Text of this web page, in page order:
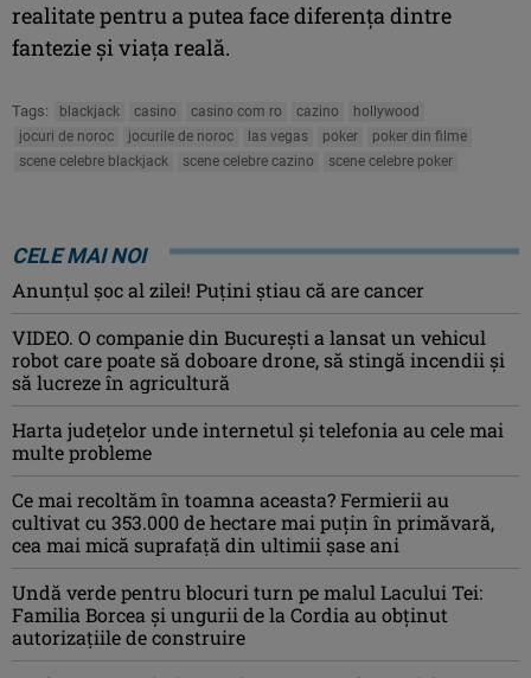
realitate pentru a putea face diferența dintre
fantezie și viața reală.
Tags: blackjack casino casino com ro cazino
hollywood
jocuri de noroc
jocurile de noroc las vegas poker
poker din filme
scene celebre blackjack
scene celebre cazino scene celebre poker
CELE MAI NOI
Anunţul şoc al zilei! Puţini ştiau că are cancer
VIDEO. O companie din București a lansat un vehicul
robot care poate să doboare drone, să stingă incendii și
să lucreze în agricultură
Harta județelor unde internetul și telefonia au cele mai
multe probleme
Ce mai recoltăm în toamna aceasta? Fermierii au
cultivat cu 353.000 de hectare mai puțin în primăvară,
cea mai mică suprafață din ultimii șase ani
Undă verde pentru blocuri turn pe malul Lacului Tei:
Familia Borcea și ungurii de la Cordia au obținut
autorizațiile de construire